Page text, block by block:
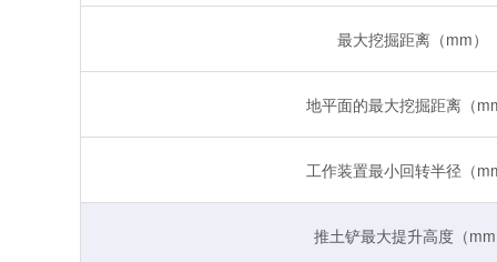
最大挖掘距离（mm）
地平面的最大挖掘距离（
工作装置最小回转半径（
推土铲最大提升高度（mm